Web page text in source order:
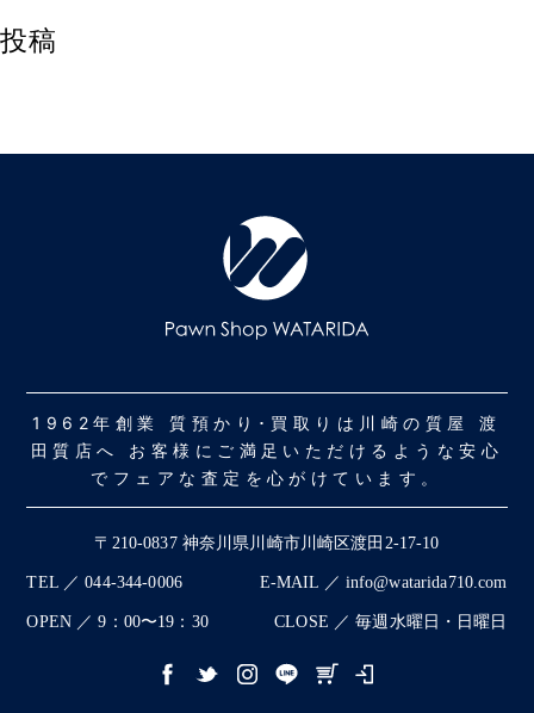
投稿
1962年創業 質預かり･買取りは川崎の質屋 渡
田質店へ お客様にご満足いただけるような安心
でフェアな査定を心がけています。
〒210-0837 神奈川県川崎市川崎区渡田2-17-10
TEL ／ 044-344-0006 E-MAIL ／ info@watarida710.com
OPEN ／ 9：00〜19：30 CLOSE ／ 毎週水曜日・日曜日